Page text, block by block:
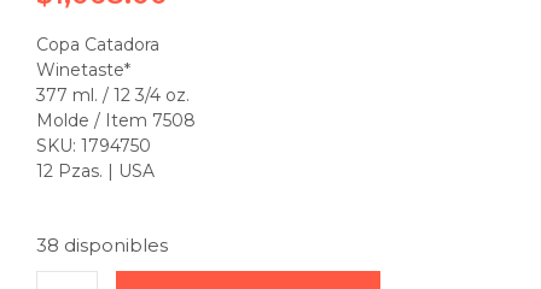
Copa Catadora
Winetaste*
377 ml. / 12 3/4 oz.
Molde / Item 7508
SKU: 1794750
12 Pzas. | USA
38 disponibles